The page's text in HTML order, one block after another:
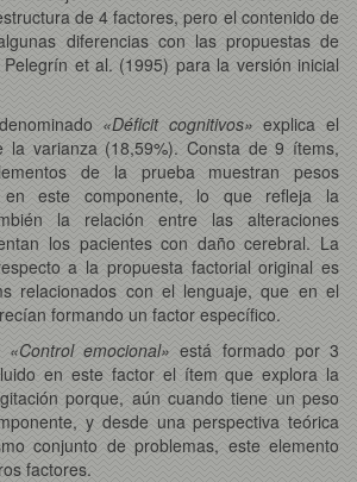
de 4 factores, pero el contenido de
diferencias con las propuestas de
et al. (1995) para la versión inicial
«Déficit cognitivos»explica el
la varianza (18,59%). Consta de 9 ítems,
de la prueba muestran pesos
este componente, lo que refleja la
la relación entre las alteraciones
los pacientes con daño cerebral. La
a la propuesta factorial original es
relacionados con el lenguaje, que en el
formando un factor específico.
«Control emocional» está formado por 3
en este factor el ítem que explora la
porque, aún cuando tiene un peso
y desde una perspectiva teórica
conjunto de problemas, este elemento
factores.